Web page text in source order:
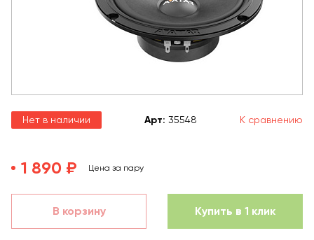
Нет в наличии Арт: 35548 К сравнению
1 890 ₽ Цена за пару
В корзину Купить в 1 клик